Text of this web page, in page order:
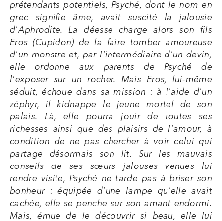
prétendants potentiels, Psyché, dont le nom en
grec signifie âme, avait suscité la jalousie
d'Aphrodite. La déesse charge alors son fils
Eros (Cupidon) de la faire tomber amoureuse
d'un monstre et, par l'intermédiaire d'un devin,
elle ordonne aux parents de Psyché de
l'exposer sur un rocher. Mais Eros, lui-même
séduit, échoue dans sa mission : à l'aide d'un
zéphyr, il kidnappe le jeune mortel de son
palais. Là, elle pourra jouir de toutes ses
richesses ainsi que des plaisirs de l'amour, à
condition de ne pas chercher à voir celui qui
partage désormais son lit. Sur les mauvais
conseils de ses sœurs jalouses venues lui
rendre visite, Psyché ne tarde pas à briser son
bonheur : équipée d'une lampe qu'elle avait
cachée, elle se penche sur son amant endormi.
Mais, émue de le découvrir si beau, elle lui